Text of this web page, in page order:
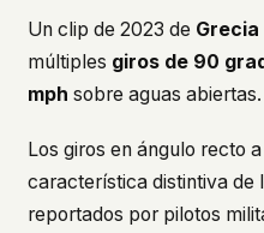
Un clip de 2023 de Grecia
múltiples giros de 90
mph sobre aguas abiertas.
Los giros en ángulo recto
característica distintiva de
reportados por pilotos